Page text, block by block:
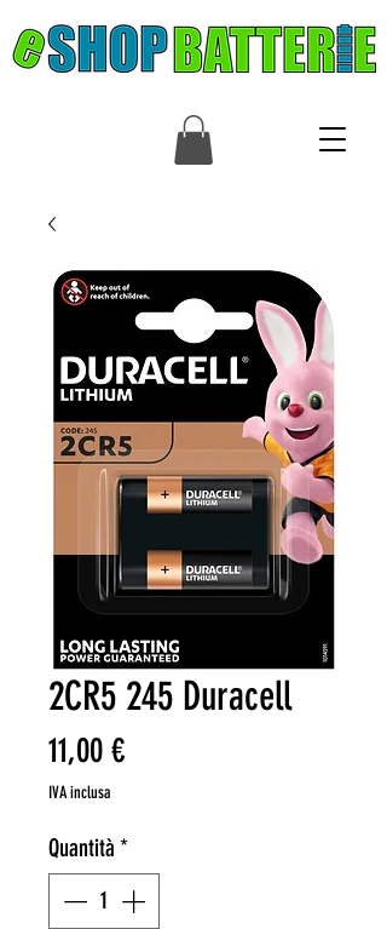
2CR5 245 Duracell
11,00 €Prezzo
IVA inclusa
Quantità *